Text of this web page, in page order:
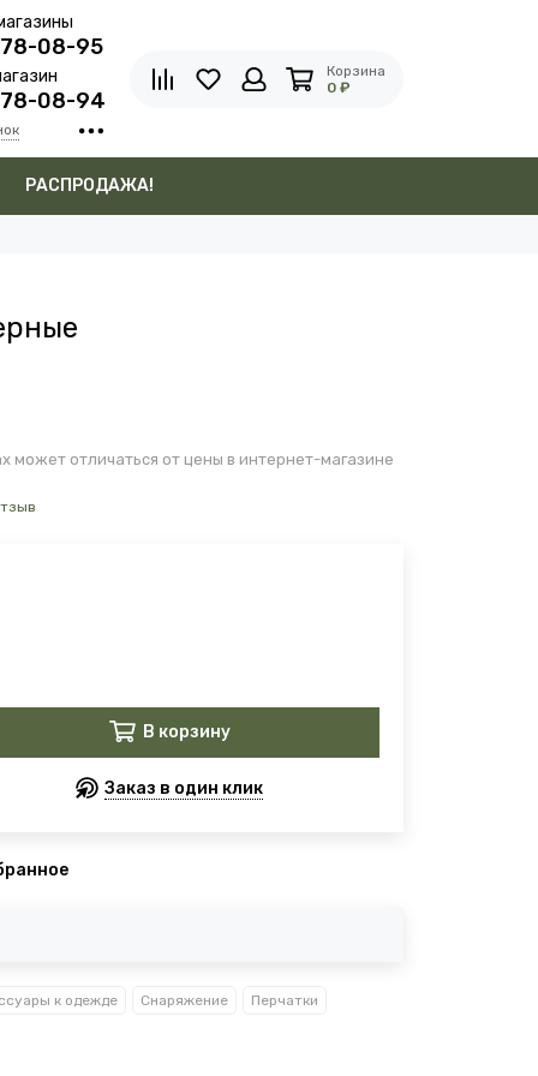
08-95
08-94
Корзина
0 ₽
РАСПРОДАЖА!
может отличаться от цены в интернет-магазине
В корзину
Заказ в один клик
к одежде Снаряжение Перчатки